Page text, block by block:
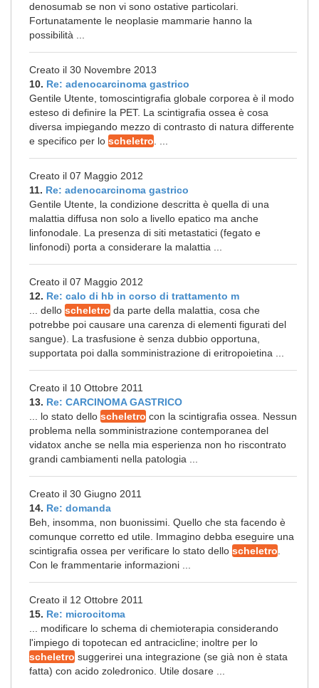
denosumab se non vi sono ostative particolari.
Fortunatamente le neoplasie mammarie hanno la
possibilità ...
Creato il 30 Novembre 2013
10. Re: adenocarcinoma gastrico
Gentile Utente, tomoscintigrafia globale corporea è il modo
esteso di definire la PET. La scintigrafia ossea è cosa
diversa impiegando mezzo di contrasto di natura differente
e specifico per lo scheletro
Creato il 07 Maggio 2012
11. Re: adenocarcinoma gastrico
Gentile Utente, la condizione descritta è quella di una
malattia diffusa non solo a livello epatico ma anche
linfonodale. La presenza di siti metastatici (fegato e
linfonodi) porta a considerare la malattia ...
Creato il 07 Maggio 2012
12. Re: calo di hb in corso di trattamento m
... dello scheletro da parte della malattia, cosa che
potrebbe poi causare una carenza di elementi figurati del
sangue). La trasfusione è senza dubbio opportuna,
supportata poi dalla somministrazione di eritropoietina ...
Creato il 10 Ottobre 2011
13. Re: CARCINOMA GASTRICO
... lo stato dello scheletro con la scintigrafia ossea. Nessun
problema nella somministrazione contemporanea del
vidatox anche se nella mia esperienza non ho riscontrato
grandi cambiamenti nella patologia ...
Creato il 30 Giugno 2011
14. Re: domanda
Beh, insomma, non buonissimi. Quello che sta facendo è
comunque corretto ed utile. Immagino debba eseguire una
scintigrafia ossea per verificare lo stato dello scheletro
Con le frammentarie informazioni ...
Creato il 12 Ottobre 2011
15. Re: microcitoma
... modificare lo schema di chemioterapia considerando
l'impiego di topotecan ed antracicline; inoltre per lo
scheletro suggerirei una integrazione (se già non è stata
fatta) con acido zoledronico. Utile dosare ...